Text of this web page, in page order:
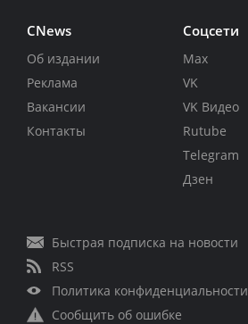
CNews
Об издании
Реклама
Вакансии
Контакты
Соцсети
Max
VK
VK Видео
Rutube
Telegram
Дзен
Быстрая подписка на новости
RSS
Политика конфиденциальности
Сообщить об ошибке